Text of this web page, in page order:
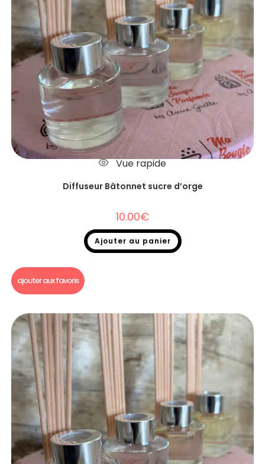
Vue rapide
Diffuseur Bâtonnet sucre d’orge
10.00€
Ajouter au panier
ajouter aux favoris